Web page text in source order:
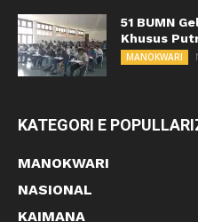
51 BUMN
Khusus
MANOKWARI
KATEGORI E
MANOKWARI
NASIONAL
KAIMANA